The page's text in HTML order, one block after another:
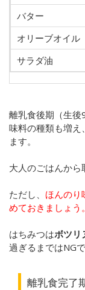
バター
オリーブオイル
サラダ油
離乳食後期（生
味料の種類も増え
ます。
大人のごはんから
ただし、 ほんのり
めておきましょう。
はちみつはボツリ
過ぎるまではNGで
離乳食完了